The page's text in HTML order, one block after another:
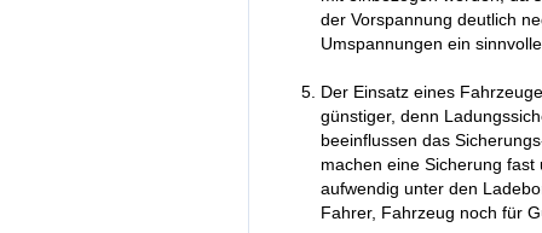
der Vorspannung deutlich
Umspannungen ein
Der Einsatz eines
günstiger, denn
beeinflussen das
machen eine Sicherung
aufwendig unter den
Fahrer, Fahrzeug noch für